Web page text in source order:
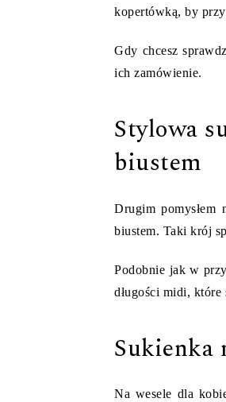
kopertówką, by
Gdy chcesz
ich zamówienie.
Stylowa
biustem
Drugim pomysłem
biustem. Taki krój
Podobnie jak w
długości midi, które
Sukienka
Na wesele dla